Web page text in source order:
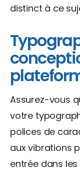
distinct à ce
Assurez-vous
votre
polices de
aux vibrations
entrée dans